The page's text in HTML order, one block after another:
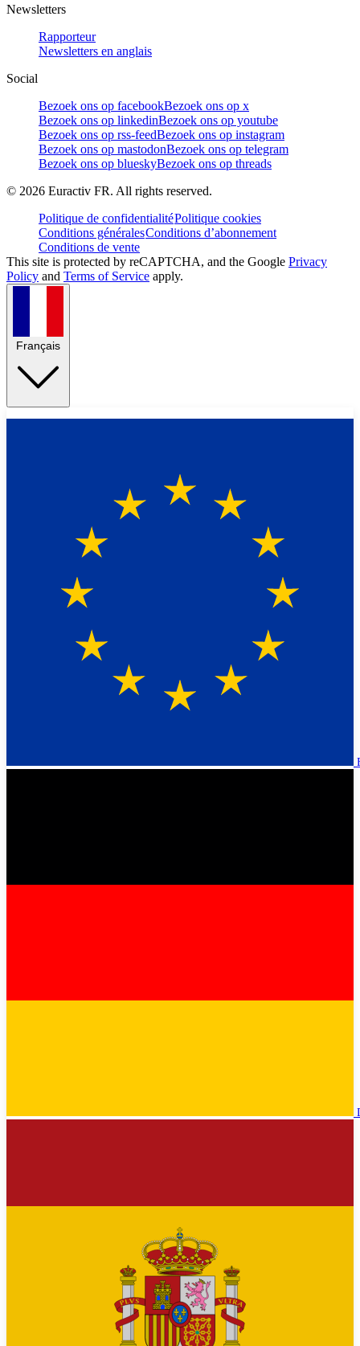
Newsletters
Rapporteur
Newsletters en anglais
Social
Bezoek ons op facebookBezoek ons op x
Bezoek ons op linkedinBezoek ons op youtube
Bezoek ons op rss-feedBezoek ons op instagram
Bezoek ons op mastodonBezoek ons op telegram
Bezoek ons op blueskyBezoek ons op threads
© 2026 Euractiv FR. All rights reserved.
Politique de confidentialitéPolitique cookies
Conditions généralesConditions d’abonnement
Conditions de vente
This site is protected by reCAPTCHA, and the Google Privacy
Policy and Terms of Service apply.
Français